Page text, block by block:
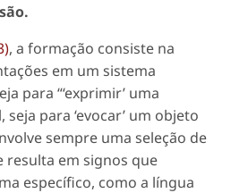
, a formação consiste na
em um sistema
para “‘exprimir’ uma
para ‘evocar’ um objeto
sempre uma seleção de
resulta em signos que
específico, como a língua